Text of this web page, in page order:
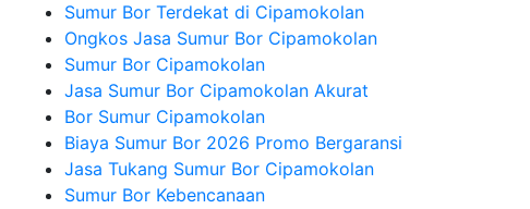
Sumur Bor Terdekat di Cipamokolan
Ongkos Jasa Sumur Bor Cipamokolan
Sumur Bor Cipamokolan
Jasa Sumur Bor Cipamokolan Akurat
Bor Sumur Cipamokolan
Biaya Sumur Bor 2026 Promo Bergaransi
Jasa Tukang Sumur Bor Cipamokolan
Sumur Bor Kebencanaan